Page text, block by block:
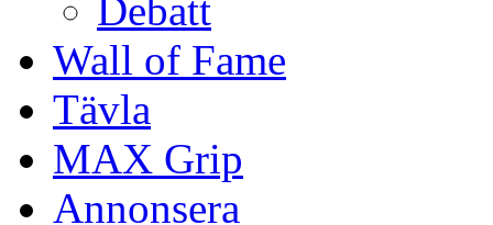
Debatt
Wall of Fame
Tävla
MAX Grip
Annonsera